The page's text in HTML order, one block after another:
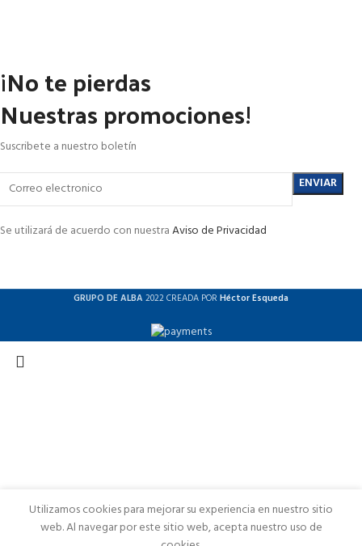
¡No te pierdas
Nuestras promociones!
Suscribete a nuestro boletín
Se utilizará de acuerdo con nuestraAviso de Privacidad
GRUPO DE ALBA 2022 CREADA PORHéctor Esqueda
Utilizamos cookies para mejorar su experiencia en nuestro sitio
web. Al navegar por este sitio web, acepta nuestro uso de